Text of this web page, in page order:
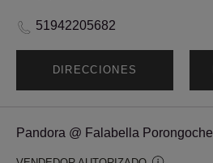
51942205682
DIRECCIONES
Pandora @ Falabella Porongoche